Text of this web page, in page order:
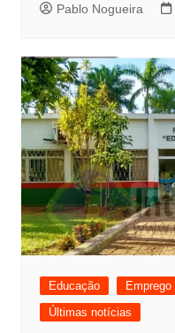
Pablo Nogueira
Educação Emprego
Últimas notícias